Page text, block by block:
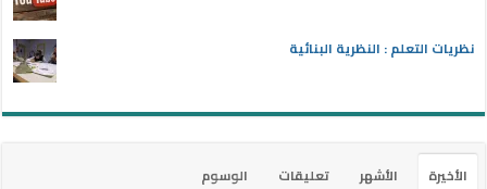
نظريات التعلم : النظرية البنائية
الأخيرة الأشهر تعليقات
الوسوم